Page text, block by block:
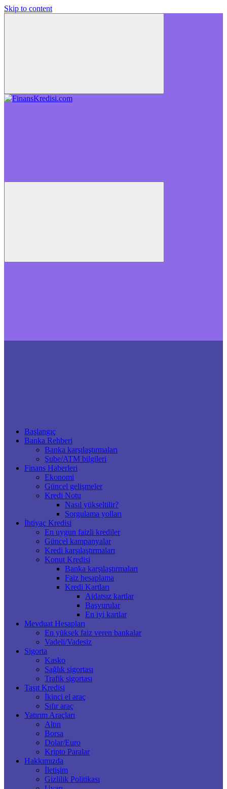
Skip to content
Başlangıç
Banka Rehberi
Banka karşılaştırmaları
Şube/ATM bilgileri
Finans Haberleri
Ekonomi
Güncel gelişmeler
Kredi Notu
Nasıl yükseltilir?
Sorgulama yolları
İhtiyaç Kredisi
En uygun faizli krediler
Güncel kampanyalar
Kredi karşılaştırmaları
Konut Kredisi
Banka karşılaştırmaları
Faiz hesaplama
Kredi Kartları
Aidatsız kartlar
Başvurular
En iyi kartlar
Mevduat Hesapları
En yüksek faiz veren bankalar
Vadeli/Vadesiz
Sigorta
Kasko
Sağlık sigortası
Trafik sigortası
Taşıt Kredisi
İkinci el araç
Sıfır araç
Yatırım Araçları
Altın
Borsa
Dolar/Euro
Kripto Paralar
Hakkımızda
İletişim
Gizlilik Politikası